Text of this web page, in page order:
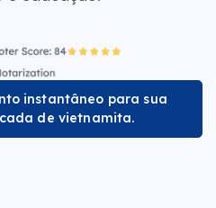
instantâneo para sua
de vietnamita.